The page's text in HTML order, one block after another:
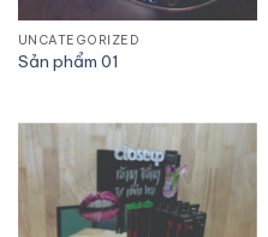
UNCATEGORIZED
Sản phẩm 01